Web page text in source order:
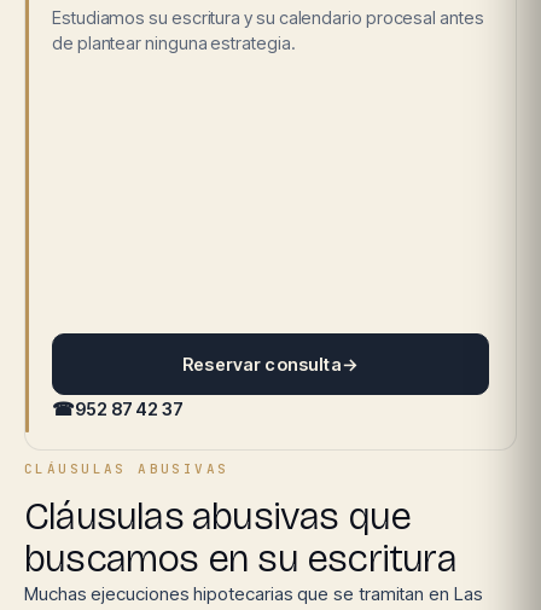
Estudiamos su escritura y su calendario procesal antes
de plantear ninguna estrategia.
Reservar consulta→
☎952 87 42 37
CLÁUSULAS ABUSIVAS
Cláusulas abusivas que
buscamos en su escritura
Muchas ejecuciones hipotecarias que se tramitan en Las